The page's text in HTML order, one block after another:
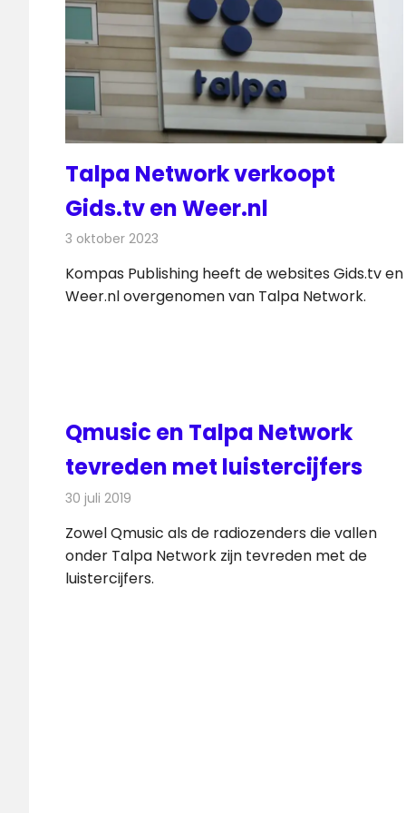
Talpa Network verkoopt
Gids.tv en Weer.nl
3 oktober 2023
Kompas Publishing heeft de websites Gids.tv en
Weer.nl overgenomen van Talpa Network.
Qmusic en Talpa Network
tevreden met luistercijfers
30 juli 2019
Zowel Qmusic als de radiozenders die vallen
onder Talpa Network zijn tevreden met de
luistercijfers.